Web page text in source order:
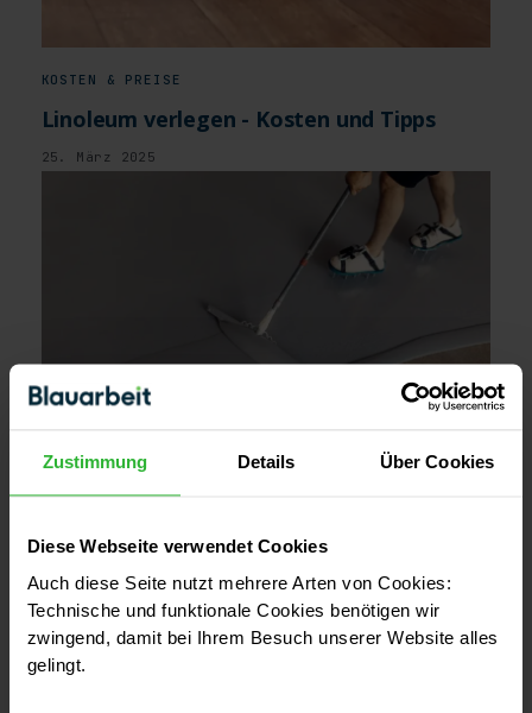
Zustimmung Details Über Cookies
Diese Webseite verwendet Cookies
Auch diese Seite nutzt mehrere Arten von Cookies:
Technische und funktionale Cookies benötigen wir
zwingend, damit bei Ihrem Besuch unserer Website alles
gelingt.
KOSTEN & PREISE
Linoleum verlegen - Kosten und Tipps
25. März 2025
Fugenloser Boden - Kosten, Vorteile und
21. März 2025